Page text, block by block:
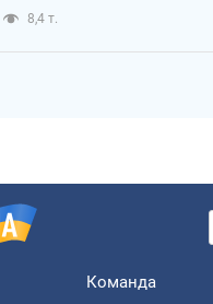
8,4 т.
Команда